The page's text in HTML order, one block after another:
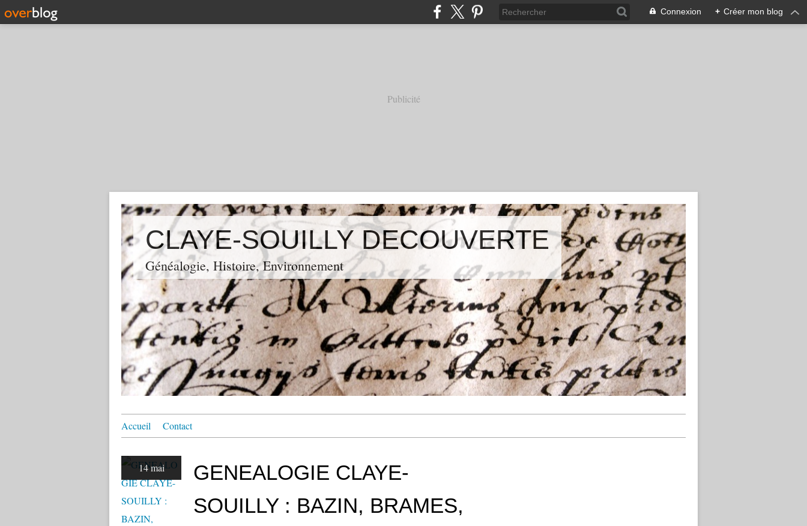
Connexion + Créer mon blog
Publicité
CLAYE-SOUILLY DECOUVERTE
Généalogie, Histoire, Environnement
Accueil Contact
14 mai
GENEALOGIE CLAYE-
SOUILLY : BAZIN, BRAMES,